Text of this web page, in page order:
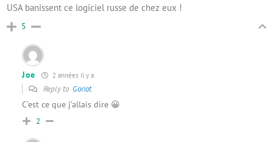
USA banissent ce logiciel russe de chez eux !
5
Joe 2 années il y a
Reply to Goriot
C’est ce que j’allais dire 😀
2